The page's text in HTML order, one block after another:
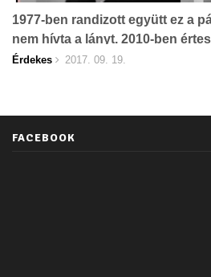
1977-ben randizott együtt ez a
nem hívta a lányt. 2010-ben
miért… És nézd meg, hol vannak
Érdekes 2017. 09. 19.
FACEBOOK